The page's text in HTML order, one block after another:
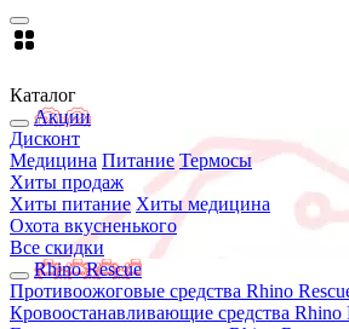
Каталог
Акции
Дисконт
Медицина Питание Термосы
Хиты продаж
Хиты питание Хиты медицина
Охота вкусненького
Все скидки
Rhino Rescue
Противоожоговые средства Rhino
Кровоостанавливающие средства Rhino